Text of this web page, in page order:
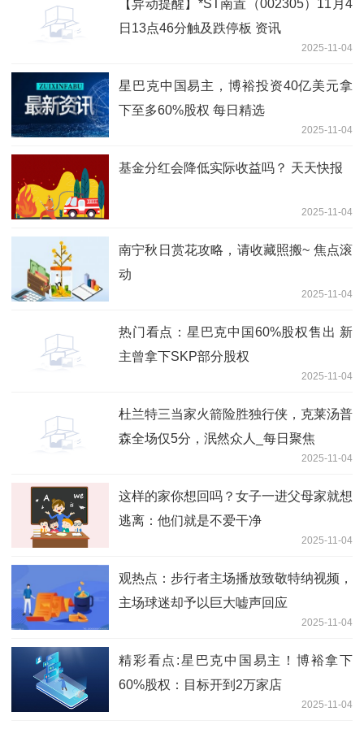
【异动提醒】*ST南置（002305）11月4
日13点46分触及跌停板 资讯
2025-11-04
星巴克中国易主，博裕投资40亿美元拿
下至多60%股权 每日精选
2025-11-04
基金分红会降低实际收益吗？ 天天快报
2025-11-04
南宁秋日赏花攻略，请收藏照搬~ 焦点滚
动
2025-11-04
热门看点：星巴克中国60%股权售出 新
主曾拿下SKP部分股权
2025-11-04
杜兰特三当家火箭险胜独行侠，克莱汤普
森全场仅5分，泯然众人_每日聚焦
2025-11-04
这样的家你想回吗？女子一进父母家就想
逃离：他们就是不爱干净
2025-11-04
观热点：步行者主场播放致敬特纳视频，
主场球迷却予以巨大嘘声回应
2025-11-04
精彩看点:星巴克中国易主！博裕拿下
60%股权：目标开到2万家店
2025-11-04